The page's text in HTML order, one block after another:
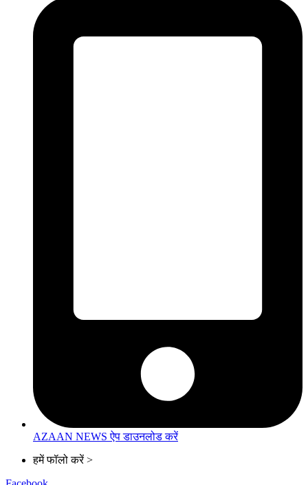
AZAAN NEWS ऐप डाउनलोड करें
हमें फॉलो करें >